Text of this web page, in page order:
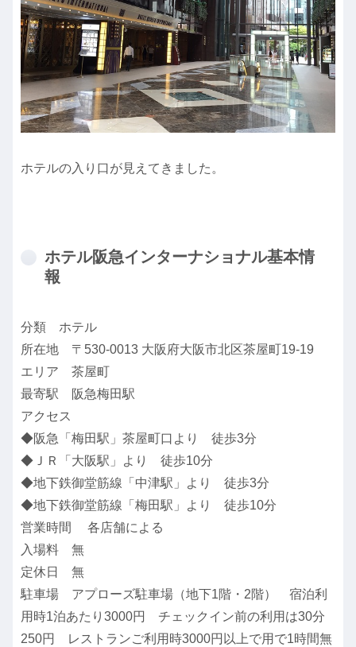
ホテルの入り口が見えてきました。
ホテル阪急インターナショナル基本情
報
分類 ホテル
所在地 〒530-0013 大阪府大阪市北区茶屋町19-19
エリア 茶屋町
最寄駅 阪急梅田駅
アクセス
◆阪急「梅田駅」茶屋町口より 徒歩3分
◆ＪＲ「大阪駅」より 徒歩10分
◆地下鉄御堂筋線「中津駅」より 徒歩3分
◆地下鉄御堂筋線「梅田駅」より 徒歩10分
営業時間 各店舗による
入場料 無
定休日 無
駐車場 アプローズ駐車場（地下1階・2階） 宿泊利
用時1泊あたり3000円 チェックイン前の利用は30分
250円 レストランご利用時3000円以上で用で1時間無